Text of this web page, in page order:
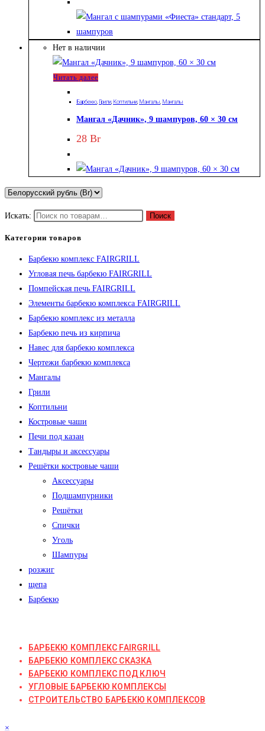
Нет в наличии
Читать далее
Барбекю, Грили, Коптильни, Мангалы, Мангалы
Мангал «Дачник», 9 шампуров, 60 × 30 см
28 Br
Искать: Поиск
Категории товаров
Барбекю комплекс FAIRGRILL
Угловая печь барбекю FAIRGRILL
Помпейская печь FAIRGRILL
Элементы барбекю комплекса FAIRGRILL
Барбекю комплекс из металла
Барбекю печь из кирпича
Навес для барбекю комплекса
Чертежи барбекю комплекса
Мангалы
Грили
Коптильни
Костровые чаши
Печи под казан
Тандыры и аксессуары
Решётки костровые чаши
Аксессуары
Подшампурники
Решётки
Спички
Уголь
Шампуры
розжиг
щепа
Барбекю
БАРБЕКЮ КОМПЛЕКС FAIRGRILL
БАРБЕКЮ КОМПЛЕКС СКАЗКА
БАРБЕКЮ КОМПЛЕКС ПОД КЛЮЧ
УГЛОВЫЕ БАРБЕКЮ КОМПЛЕКСЫ
СТРОИТЕЛЬСТВО БАРБЕКЮ КОМПЛЕКСОВ
×